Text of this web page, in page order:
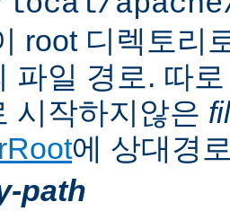
root 디렉토리
파일 경로. 따
시작하지않은
에 상대경
path